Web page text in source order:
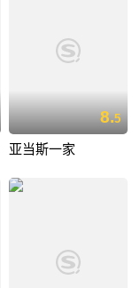
8.5
亚当斯一家